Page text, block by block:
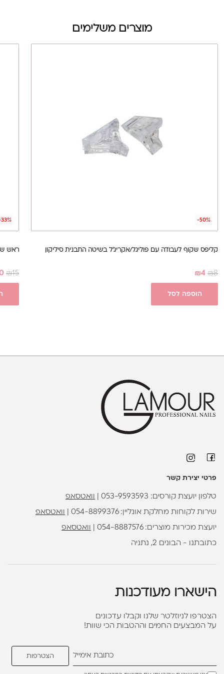
מוצרים משלימים
-50%
קליפס שקוף לעבודה עם פוליגל/אקריג'ל בשיטה התבנית סיליקון
₪8
₪4
הוספה לסל
ראש
₪15
פרטי יצירת קשר
טלפון יועצת קורסים: 053-9593593 וואטסאפ
שירות לקוחות מחלקת אונליין:054-8899376 וואטסאפ
יועצת מכירות מוצרים:054-8887576 וואטסאפ
כתובתנו - הבונים 2, נתניה
הישארו מעודכנות
הצטרפו לניוזלטר שלנו וקבלו עדכונים
על המבצעים החמים וההטבות הכי שוות!